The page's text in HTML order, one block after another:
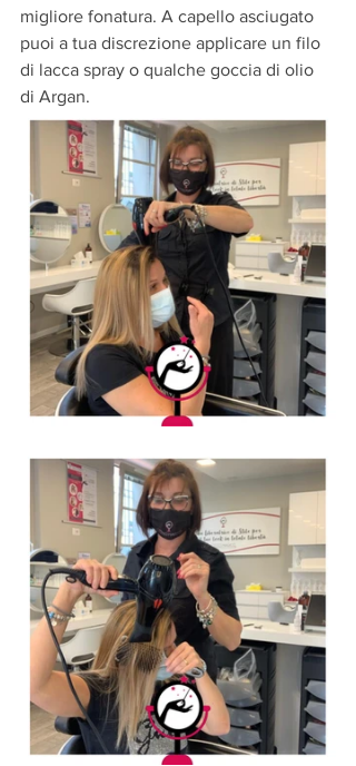
migliore fonatura. A capello asciugato
puoi a tua discrezione applicare un filo
di lacca spray o qualche goccia di olio
di Argan.